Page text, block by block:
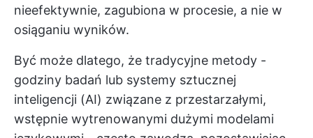
nieefektywnie, zagubiona w procesie, a nie w
osiąganiu wyników.
Być może dlatego, że tradycyjne metody -
godziny badań lub systemy sztucznej
inteligencji (AI) związane z przestarzałymi,
wstępnie wytrenowanymi dużymi modelami